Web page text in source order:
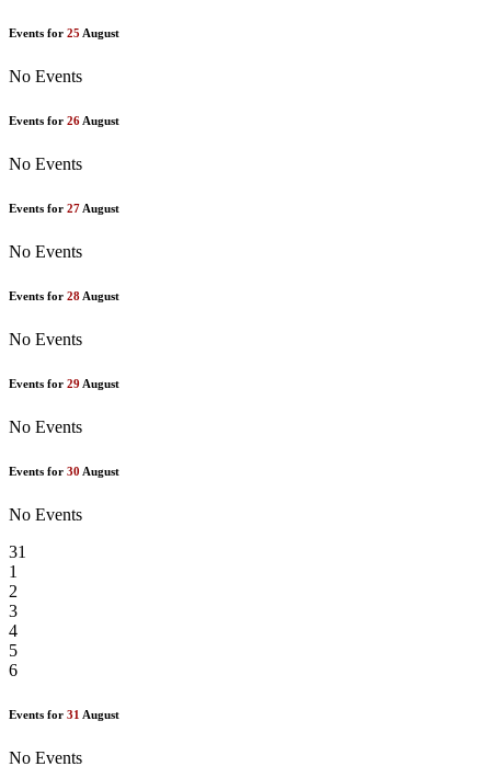
Events for 25 August
No Events
Events for 26 August
No Events
Events for 27 August
No Events
Events for 28 August
No Events
Events for 29 August
No Events
Events for 30 August
No Events
31
1
2
3
4
5
6
Events for 31 August
No Events